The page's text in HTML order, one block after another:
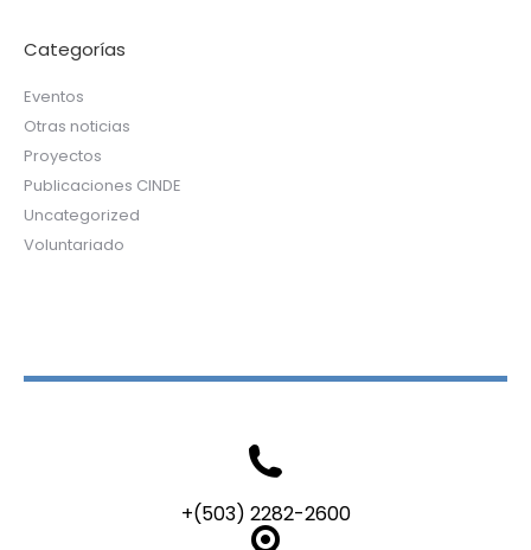
Categorías
Eventos
Otras noticias
Proyectos
Publicaciones CINDE
Uncategorized
Voluntariado
+(503) 2282-2600